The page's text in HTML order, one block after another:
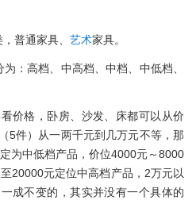
普通家具、 艺术家具。
：高档、中高档、中档、中低档、
价格，卧房、沙发、床都可以从价
5件）从一两千元到几万元不等，那
为中低档产品，价位4000元～8000
20000元定位中高档产品，2万元以
成不变的，其实并没有一个具体的